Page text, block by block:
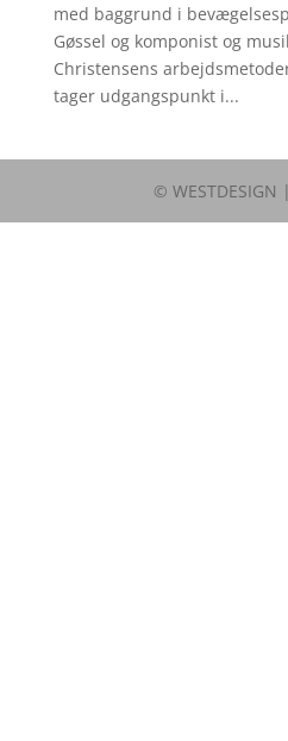
med baggrund i
Gøssel og komponist og
Christensens
tager udgangspunkt i...
©